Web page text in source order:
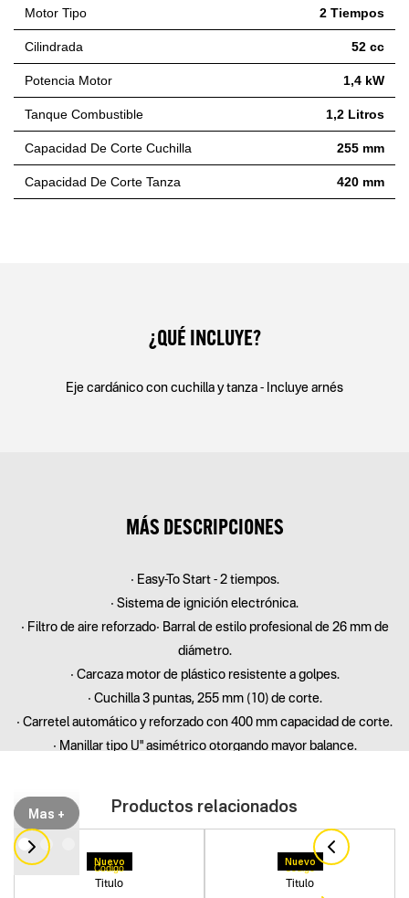
Motor Tipo 2 Tiempos
Cilindrada 52 cc
Potencia Motor 1,4 kW
Tanque Combustible 1,2 Litros
Capacidad De Corte Cuchilla 255 mm
Capacidad De Corte Tanza 420 mm
¿QUÉ INCLUYE?
Eje cardánico con cuchilla y tanza - Incluye arnés
MÁS DESCRIPCIONES
• Easy-To Start - 2 tiempos.
• Sistema de ignición electrónica.
• Filtro de aire reforzado• Barral de estilo profesional de 26 mm de
diámetro.
• Carcaza motor de plástico resistente a golpes.
• Cuchilla 3 puntas, 255 mm (10) de corte.
• Carretel automático y reforzado con 400 mm capacidad de corte.
• Manillar tipo U" asimétrico otorgando mayor balance.
Mas + Productos relacionados
Nuevo
Titulo
Codigo
Nuevo
Titulo
Codigo